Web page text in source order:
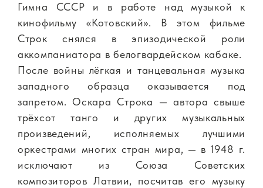
Гимна СССР и в работе над музыкой к
кинофильму «Котовский». В этом фильме
Строк снялся в эпизодической роли
аккомпаниатора в белогвардейском кабаке.
После войны лёгкая и танцевальная музыка
западного образца оказывается под
запретом. Оскара Строка — автора свыше
трёхсот танго и других музыкальных
произведений, исполняемых лучшими
оркестрами многих стран мира, — в 1948 г.
исключают из Союза Советских
композиторов Латвии, посчитав его музыку